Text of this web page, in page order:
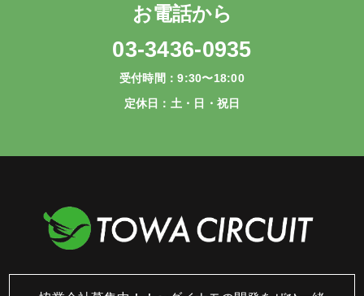
お電話から
03-3436-0935
受付時間：9:30〜18:00
定休日：土・日・祝日